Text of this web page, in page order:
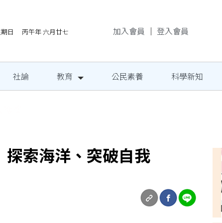
期日 丙午年 六月廿七 加入會員 ｜ 登入會員
社論 教育 公民素養 科學新知
索海洋、突破自我